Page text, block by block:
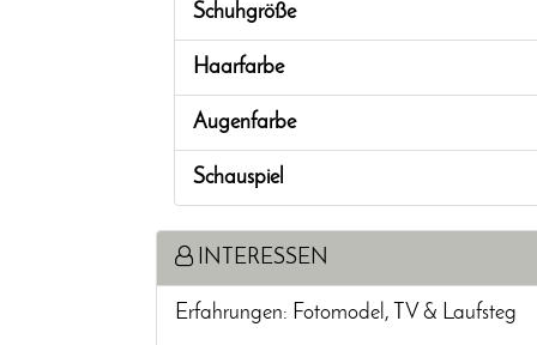
Schuhgröße
Haarfarbe
Augenfarbe
Schauspiel
INTERESSEN
Erfahrungen: Fotomodel, TV & Laufsteg